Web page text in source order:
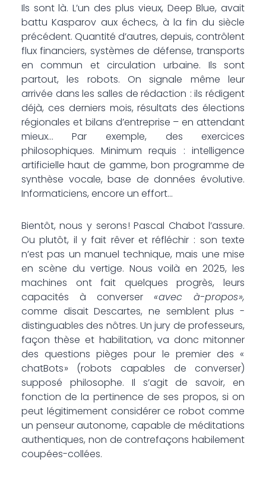
Ils sont là. L’un des plus vieux, Deep Blue, avait
battu Kasparov aux échecs, à la fin du siècle
précédent. Quantité d’autres, depuis, contrôlent
flux financiers, systèmes de défense, transports
en commun et circulation urbaine. Ils sont
partout, les robots. On ­signale même leur
arrivée dans les salles de rédaction : ils rédigent
déjà, ces derniers mois, résultats des élections
régionales et bilans d’entreprise – en attendant
mieux… Par exemple, des exer­cices
philosophiques. Minimum requis : intelligence
artificielle haut de gamme, bon programme de
synthèse vocale, base de données évolutive.
Informaticiens, encore un effort…
Bientôt, nous y serons ! Pascal Chabot l’assure.
Ou plutôt, il y fait rêver et réfléchir : son texte
n’est pas un manuel technique, mais une mise
en scène du ­vertige. Nous voilà en 2025, les
machines ont fait quelques progrès, leurs
capacités à converser « avec à-propos »,
comme disait Descartes, ne semblent plus ­
distinguables des nôtres. Un jury de professeurs,
façon thèse et ­habilitation, va donc mitonner
des questions pièges pour le premier des «
chatBots » (robots capables de converser)
supposé philosophe. Il s’agit de savoir, en
fonction de la pertinence de ses propos, si on
peut légitimement considérer ce robot comme
un penseur autonome, capable de méditations
authentiques, non de ­contrefaçons habilement
coupées-collées.